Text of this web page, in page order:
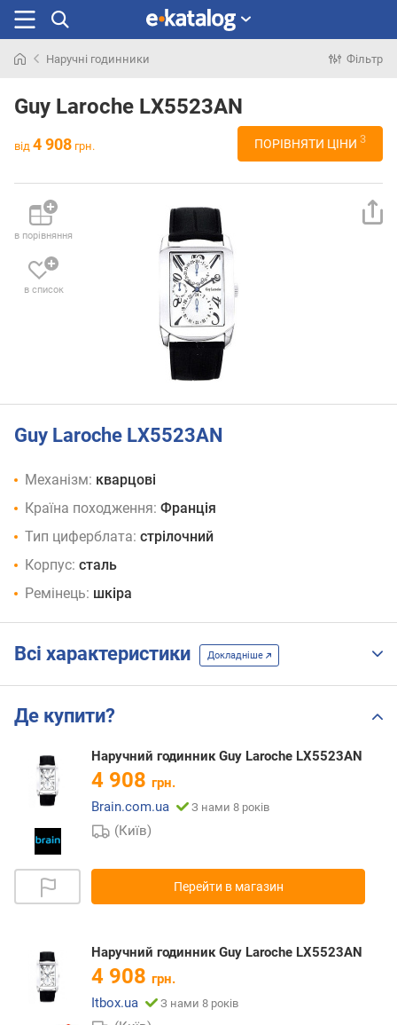
раніше
Наручні годинники Фільтр
Guy Laroche LX5523AN
від 4 908 грн. ПОРІВНЯТИ ЦІНИ 3
в порівняння
в список
Guy Laroche LX5523AN
Механізм: кварцові
Країна походження: Франція
Тип циферблата: стрілочний
Корпус: сталь
Ремінець: шкіра
Всі характеристики Докладніше
Де купити?
Наручний годинник Guy Laroche LX5523AN
4 908 грн.
Brain.com.ua
З нами 8 років
(Київ)
Перейти в магазин
Наручний годинник Guy Laroche LX5523AN
4 908 грн.
Itbox.ua
З нами 8 років